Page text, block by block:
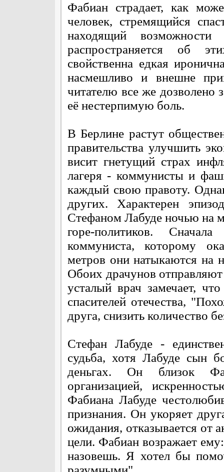
Фабиан страдает, как
человек, стремящийся
находящий
распространяется об
свойственна едкая
насмешливо и внешне
читателю все же дозволено
её нестерпимую боль.
В Берлине растут
правительства улучшить
висит гнетущий страх
лагеря - коммунисты и
каждый свою правоту.
других. Характерен
Стефаном Лабуде ночью на
горе-политиков.
коммуниста, которому
метров они натыкаются на
Обоих драчунов
усталый врач замечает,
спасителей отечества,
друга, снизить количество
Стефан Лабуде -
судьба, хотя Лабуде сын
деньгах. Он близок
организацией,
Фабиана Лабуде
признания. Он укоряет
ожидания, отказывается от
цели. Фабиан возражает
назовешь. Я хотел бы